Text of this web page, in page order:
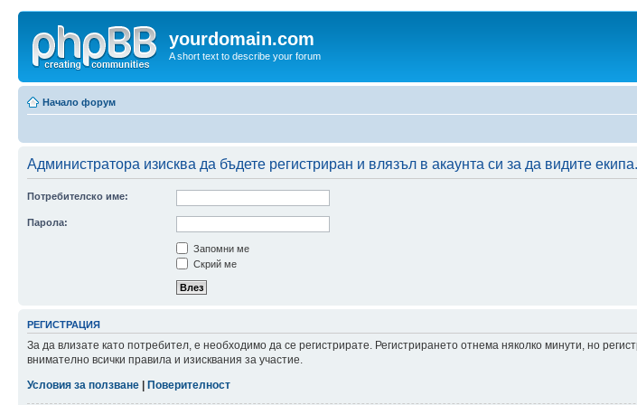
yourdomain.com
A short text to describe your forum
Начало форум
Администратора изисква да бъдете регистриран и влязъл в акаунта си за да видите екипа.
Потребителско име:
Парола:
Запомни ме
Скрий ме
РЕГИСТРАЦИЯ
За да влизате като потребител, е необходимо да се регистрирате. Регистрирането отнема няколко минути, но
внимателно всички правила и изисквания за участие.
Условия за ползване
Поверителност